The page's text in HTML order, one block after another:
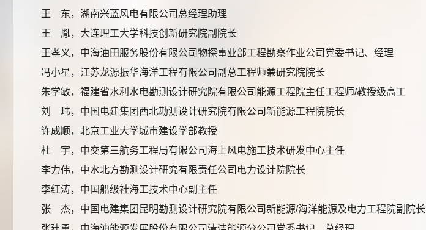
王 东，湖南兴蓝风电有限公司总经理助理
王 胤，大连理工大学科技创新研究院副院长
王孝义，中海油田服务股份有限公司物探事业部工程勘察作业公司党委书记、经理
冯小星，江苏龙源振华海洋工程有限公司副总工程师兼研究院院长
朱学敏，福建省水利水电勘测设计研究院有限公司能源工程院主任工程师/教授级高工
刘 玮，中国电建集团西北勘测设计研究院有限公司新能源工程院院长
许成顺，北京工业大学城市建设学部教授
杜 宇，中交第三航务工程局有限公司海上风电施工技术研发中心主任
李力伟，中水北方勘测设计研究有限责任公司电力设计院院长
李红涛，中国船级社海工技术中心副主任
张 杰，中国电建集团昆明勘测设计研究院有限公司新能源/海洋能源及电力工程院副院长